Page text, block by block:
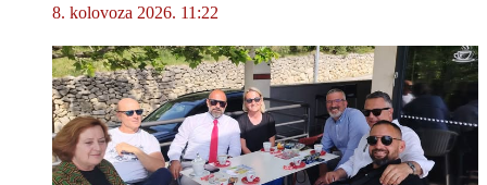
8. kolovoza 2026. 11:22